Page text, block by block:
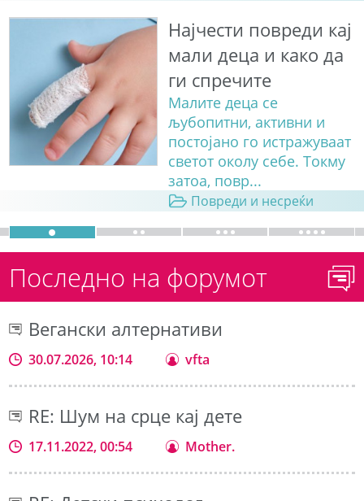
Најчести повреди кај
мали деца и како да
ги спречите
Малите деца се
љубопитни, активни и
постојано го истражуваат
светот околу себе. Токму
затоа, повр...
Повреди и несреќи
Последно на форумот
Вегански алтернативи
30.07.2026, 10:14 vfta
RE: Шум на срце кај дете
17.11.2022, 00:54 Mother.